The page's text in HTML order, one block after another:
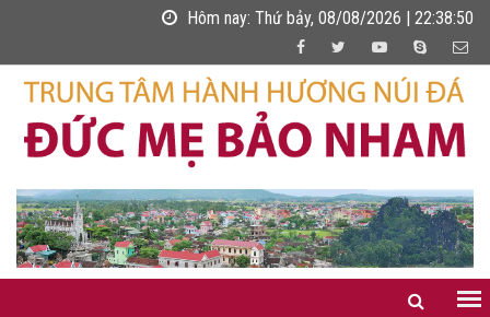
Hôm nay: Thứ bảy, 08/08/2026 | 22:38:52